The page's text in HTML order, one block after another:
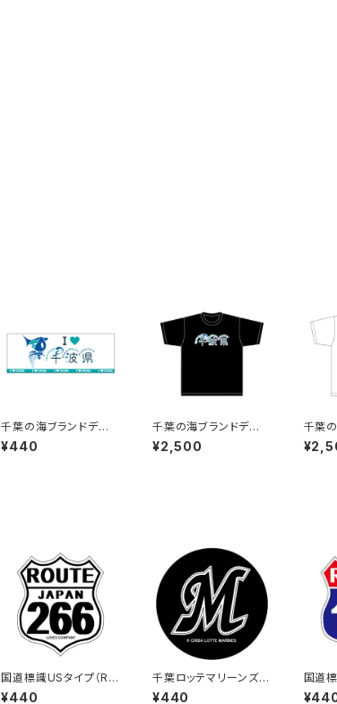
千葉の海ブランドデザ
イン：ステッカー4
¥440
千葉の海ブランドデザ
イン：Tシャツ（Black）
¥2,500
千葉
イン：
国道標識USタイプ（RO
UTE）ステッカー 266
¥440
千葉ロッテマリーンズス
テッカー6
¥440
国道
UTE